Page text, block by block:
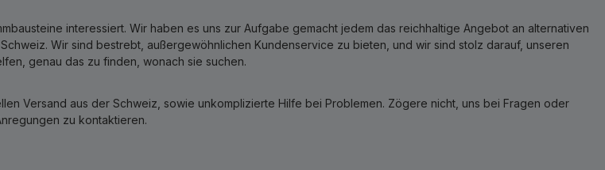
interessiert. Wir haben es uns zur Aufgabe gemacht jedem das reichhaltige Angebot an alternativen
Wir sind bestrebt, außergewöhnlichen Kundenservice zu bieten, und wir sind stolz darauf, unseren
genau das zu finden, wonach sie suchen.
Versand aus der Schweiz, sowie unkomplizierte Hilfe bei Problemen. Zögere nicht, uns bei Fragen oder
zu kontaktieren.